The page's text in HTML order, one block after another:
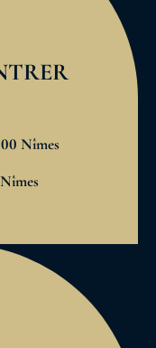
Nîmes